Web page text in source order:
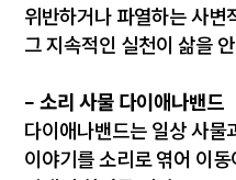
위반하거나 파열하는 사변
그 지속적인 실천이 삶을
- 소리 사물 다이애나밴드
다이애나밴드는 일상 사물
이야기를 소리로 엮어 이